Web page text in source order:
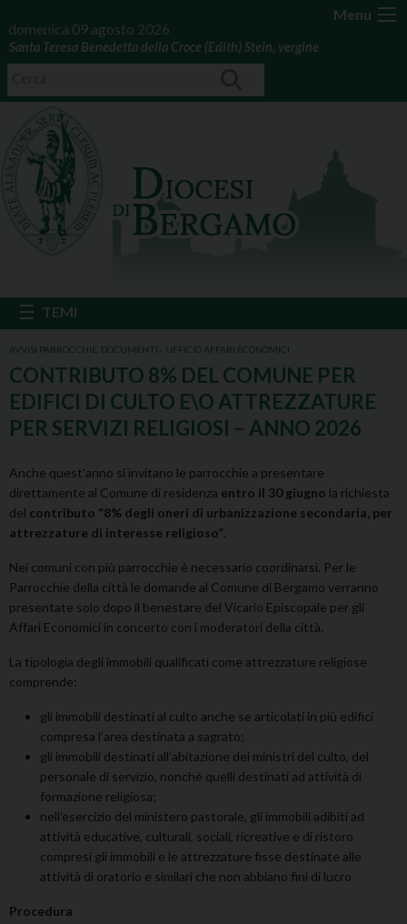
Menu
domenica 09 agosto 2026
Santa Teresa Benedetta della Croce (Edith) Stein, vergine
AVVISI PARROCCHIE DOCUMENTI - UFFICIO AFFARI ECONOMICI
CONTRIBUTO 8% DEL COMUNE PER
EDIFICI DI CULTO E\O ATTREZZATURE
PER SERVIZI RELIGIOSI – ANNO 2026
Anche quest’anno si invitano le parrocchie a presentare
direttamente al Comune di residenza entro il 30 giugno la richiesta
del contributo “8% degli oneri di urbanizzazione secondaria, per
attrezzature di interesse religioso”.
Nei comuni con più parrocchie è necessario coordinarsi. Per le
Parrocchie della città le domande al Comune di Bergamo verranno
presentate solo dopo il benestare del Vicario Episcopale per gli
Affari Economici in concerto con i moderatori della città.
La tipologia degli immobili qualificati come attrezzature religiose
comprende:
gli immobili destinati al culto anche se articolati in più edifici
compresa l’area destinata a sagrato;
gli immobili destinati all’abitazione dei ministri del culto, del
personale di servizio, nonché quelli destinati ad attività di
formazione religiosa;
nell’esercizio del ministero pastorale, gli immobili adibiti ad
attività educative, culturali, sociali, ricreative e di ristoro
compresi gli immobili e le attrezzature fisse destinate alle
attività di oratorio e similari che non abbiano fini di lucro
Procedura